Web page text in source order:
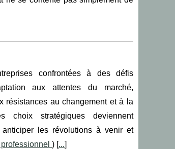
confrontées à des défis
aux attentes du marché,
résistances au changement et à la
choix stratégiques deviennent
anticiper les révolutions à venir et
) [...]